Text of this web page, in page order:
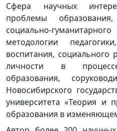
Сфера научных
проблемы
социально-
методологии
воспитания, социального
личности в
образования,
Новосибирского
университета «Теория и
образования в